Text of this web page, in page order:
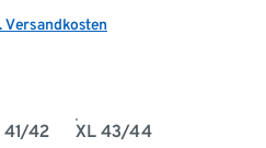
Versandkosten
41/42 XL 43/44